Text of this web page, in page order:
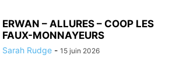
ERWAN – ALLURES – COOP LES
FAUX-MONNAYEURS
Sarah Rudge - 15 juin 2026